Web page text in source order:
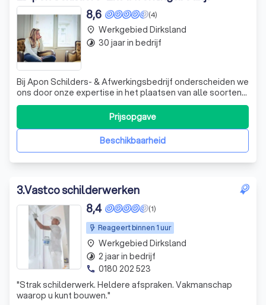
(4)
8,6
Bij Apon Schilders- & Afwerkingsbedrijf onderscheiden we
ons door onze expertise in het plaatsen van alle soorten
glas. Of het nu gaat om enkelglas, veiligheidsglas of het
hoog isolerende HR++ glas, wij hebben de kennis en
ervaring om elk project tot een succes te maken. Van een
Beschikbaarheid
Prijsopgave
place Werkgebied Dirksland
timelapse 30 jaar in bedrijf
3.Vastco schilderwerken
Reageert binnen 1 uur
(1)
8,4
"Strak schilderwerk. Heldere afspraken. Vakmanschap
waarop u kunt bouwen."
place Werkgebied Dirksland
timelapse 2 jaar in bedrijf
phone 0180 202 523